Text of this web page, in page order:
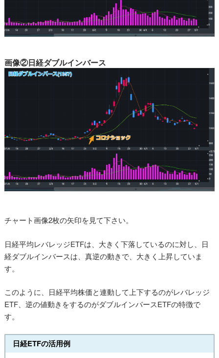
画像②日経ダブルインバース
チャート画像2枚の矢印を見て下さい。
日経平均レバレッジETFは、大きく下落しているのに対し、日
経ダブルインバースは、真逆の動きで、大きく上昇していま
す。
このように、日経平均株価と連動して上下するのがレバレッジ
ETF、逆の値動きをするのがダブルインバースETFの特徴で
す。
日経ETFの活用例